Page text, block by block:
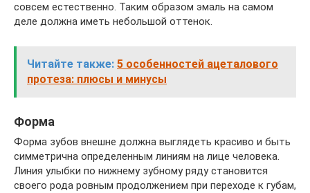
совсем естественно. Таким образом эмаль на самом
деле должна иметь небольшой оттенок.
Читайте также: 5 особенностей ацеталового
протеза: плюсы и минусы
Форма
Форма зубов внешне должна выглядеть красиво и быть
симметрична определенным линиям на лице человека.
Линия улыбки по нижнему зубному ряду становится
своего рода ровным продолжением при переходе к губам,